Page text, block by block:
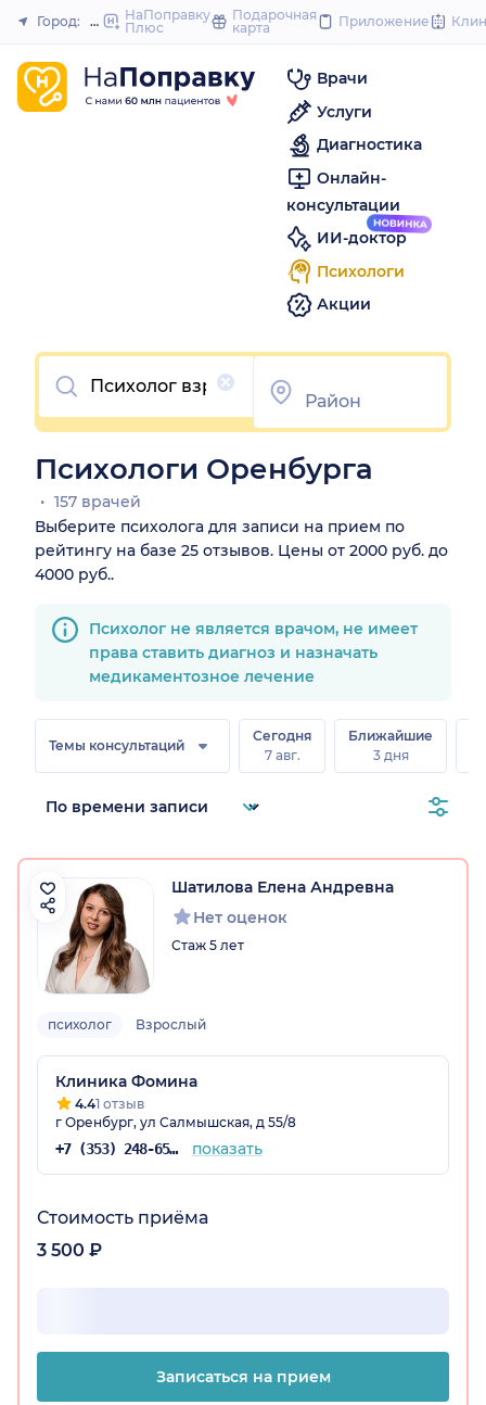
to
Закрыть
Город: ОренбургНаПоправку
Плюс
Подарочная
карта
Приложение
Врачи
Услуги
Диагностика
Онлайн-
консультации
ИИ-доктор
Психологи
Акции
Очистить
Психологи Оренбурга
157 врачей
Выберите психолога для записи на прием по
рейтингу на базе 25 отзывов. Цены от 2000 руб. до
4000 руб..
Психолог не является врачом, не имеет
права ставить диагноз и назначать
медикаментозное лечение
Темы консультаций
Сегодня
7 авг.
Ближайшие
3 дня
Шатилова Елена Андревна
Нет оценок
Стаж 5 лет
психолог Взрослый
Клиника Фомина
4.41 отзыв
г Оренбург, ул Салмышская, д 55/8
+7 (353) 248-65-98 показать
Стоимость приёма
3 500 ₽
Записаться на прием